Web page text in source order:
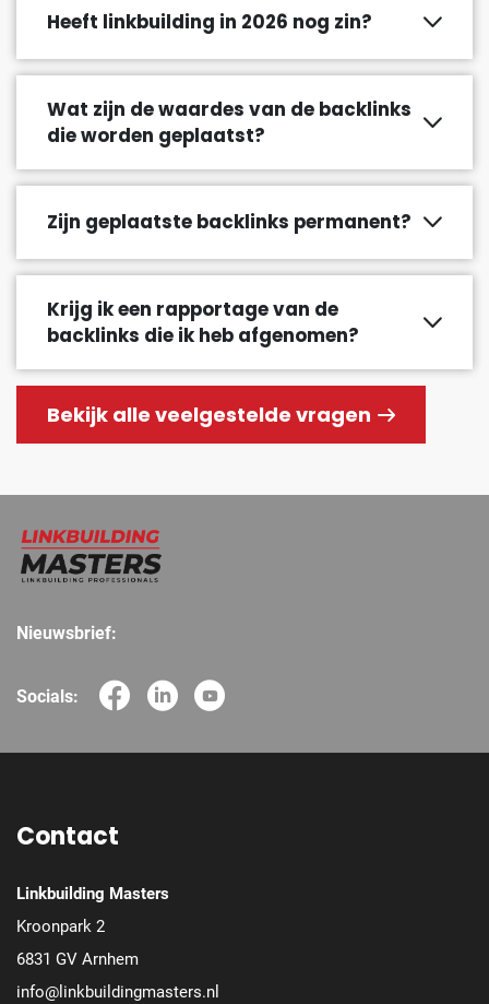
Heeft linkbuilding in 2026 nog zin?
Wat zijn de waardes van de backlinks
die worden geplaatst?
Zijn geplaatste backlinks permanent?
Krijg ik een rapportage van de
backlinks die ik heb afgenomen?
Bekijk alle veelgestelde vragen
Nieuwsbrief:
Socials:
Contact
Linkbuilding Masters
Kroonpark 2
6831 GV Arnhem
info@linkbuildingmasters.nl